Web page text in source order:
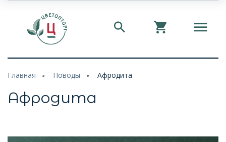
Главная Поводы Афродита
Афродита